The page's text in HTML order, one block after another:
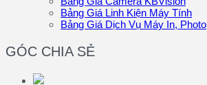
Bảng Giá Linh Kiện Máy Tính
Bảng Giá Dịch Vụ Máy In, Photo
GÓC CHIA SẺ